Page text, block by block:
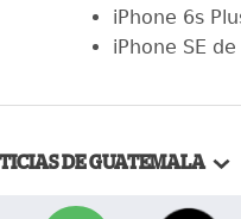
iPhone 6s
iPhone SE
DE GUATEMALA